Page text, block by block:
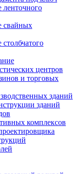
ленточного
свайных
центров
и торговых
зданий
зданий
комплексов